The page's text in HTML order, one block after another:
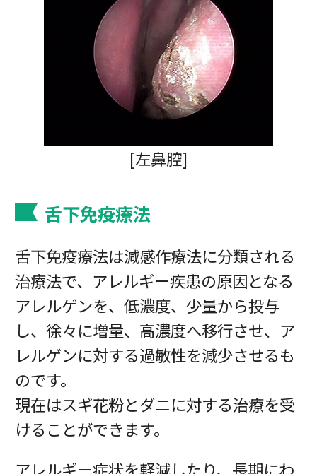
[左鼻腔]
舌下免疫療法
舌下免疫療法は減感作療法に分類される
治療法で、アレルギー疾患の原因となる
アレルゲンを、低濃度、少量から投与
し、徐々に増量、高濃度へ移行させ、ア
レルゲンに対する過敏性を減少させるも
のです。
現在はスギ花粉とダニに対する治療を受
けることができます。
アレルギー症状を軽減したり、長期にわ